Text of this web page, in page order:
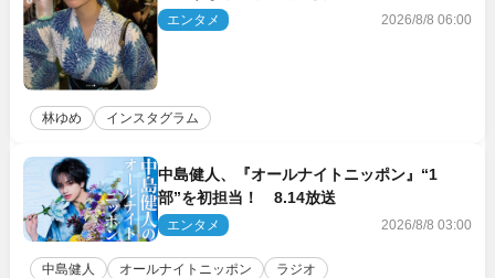
エンタメ 2026/8/8 06:00
林ゆめ インスタグラム
中島健人、『オールナイトニッポン』“1
部”を初担当！ 8.14放送
エンタメ 2026/8/8 03:00
中島健人 オールナイトニッポン ラジオ